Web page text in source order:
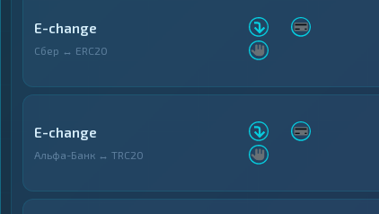
E-change
Сбер ↔ ERC20
E-change
Альфа-Банк ↔ TRC20